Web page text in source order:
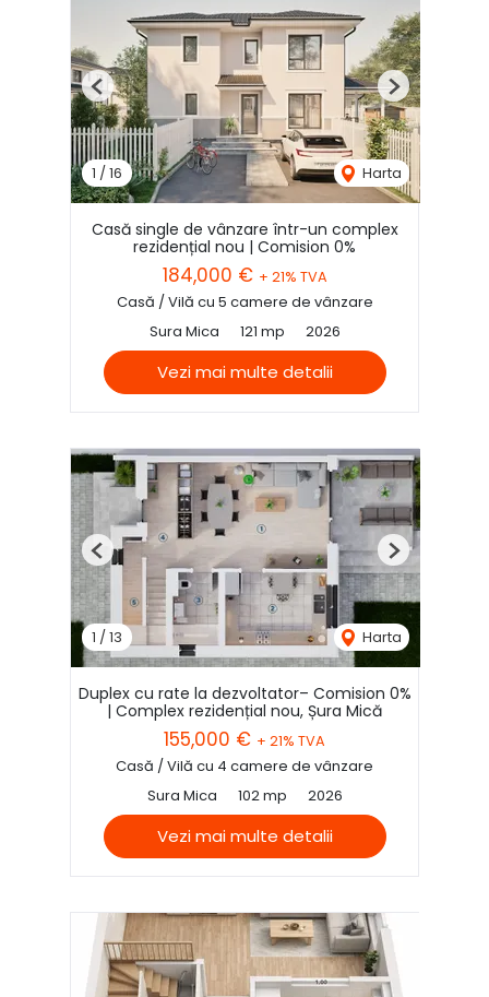
1 / 16 Harta
Previous Next
Casă single de vânzare într-un complex
rezidențial nou | Comision 0%
184,000 € + 21% TVA
Casă / Vilă cu 5 camere de vânzare
Sura Mica
121 mp 2026
Vezi mai multe detalii
1 / 13 Harta
Previous Next
Duplex cu rate la dezvoltator– Comision 0%
| Complex rezidențial nou, Șura Mică
155,000 € + 21% TVA
Casă / Vilă cu 4 camere de vânzare
Sura Mica
102 mp 2026
Vezi mai multe detalii